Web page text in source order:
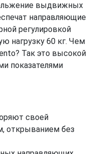
выдвижных
направляющие
регулировкой
нагрузку 60 кг. Чем
Так это высокой
показателями
своей
открыванием без